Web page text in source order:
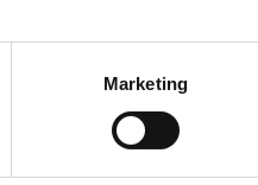
Marketing
50,00PLN
61,50PLNbrutto)
Poprzednia najniższa cena: